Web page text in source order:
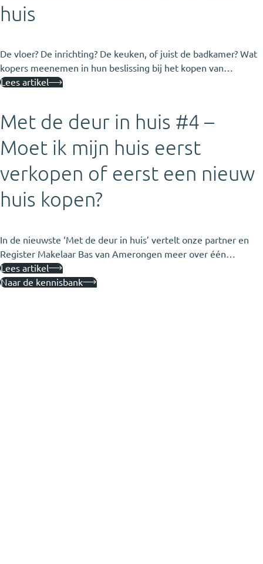
huis
De vloer? De inrichting? De keuken, of juist de badkamer? Wat
kopers meenemen in hun beslissing bij het kopen van…
Lees artikel
Met de deur in huis #4 –
Moet ik mijn huis eerst
verkopen of eerst een nieuw
huis kopen?
In de nieuwste ‘Met de deur in huis’ vertelt onze partner en
Register Makelaar Bas van Amerongen meer over één…
Lees artikel
Naar de kennisbank